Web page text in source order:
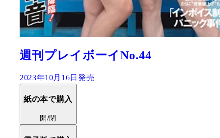
週刊プレイボーイNo.44
2023年10月16日発売
紙の本で購入
開/閉